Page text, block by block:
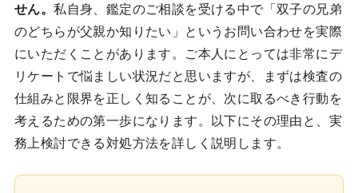
せん。私自身、鑑定のご相談を受ける中で「双子の兄弟
のどちらが父親か知りたい」というお問い合わせを実際
にいただくことがあります。ご本人にとっては非常にデ
リケートで悩ましい状況だと思いますが、まずは検査の
仕組みと限界を正しく知ることが、次に取るべき行動を
考えるための第一歩になります。以下にその理由と、実
務上検討できる対処方法を詳しく説明します。